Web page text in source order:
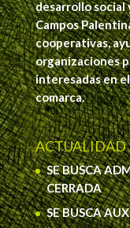
desarrollo social
Campos
cooperativas,
organizaciones
interesadas en
comarca.
ACTUALIDAD
SE BUSCA
CERRADA
SE BUSCA